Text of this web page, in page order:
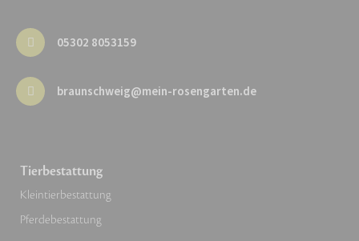
05302 8053159
braunschweig@mein-rosengarten.de
Tierbestattung
Kleintierbestattung
Pferdebestattung